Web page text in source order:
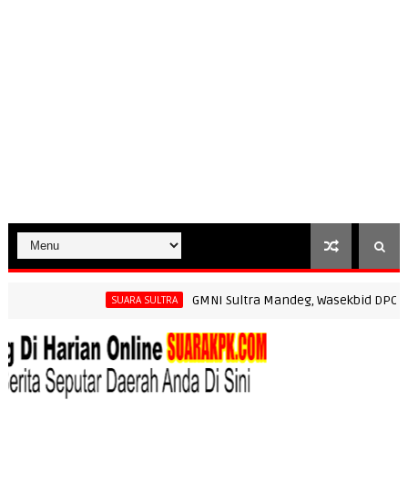
SUARA SULTRA GMNI Sultra Mandeg, Wasekbid DPC